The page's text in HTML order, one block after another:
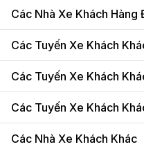
Các Nhà Xe Khách Hàng
Các Tuyến Xe Khách
Các Tuyến Xe Khách
Các Tuyến Xe Khách
Các Nhà Xe Khách Khác